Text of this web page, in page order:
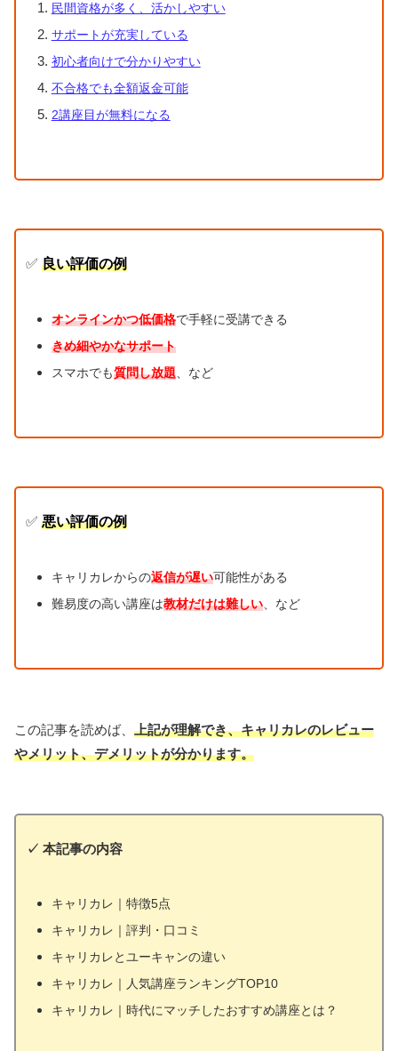
民間資格が多く、活かしやすい
サポートが充実している
初心者向けで分かりやすい
不合格でも全額返金可能
2講座目が無料になる
✅ 良い評価の例
オンラインかつ低価格で手軽に受講できる
きめ細やかなサポート
スマホでも質問し放題、など
✅ 悪い評価の例
キャリカレからの返信が遅い可能性がある
難易度の高い講座は教材だけは難しい、など
この記事を読めば、 上記が理解でき、キャリカレのレビュー
やメリット、デメリットが分かります。
✓ 本記事の内容
キャリカレ｜特徴5点
キャリカレ｜評判・口コミ
キャリカレとユーキャンの違い
キャリカレ｜人気講座ランキングTOP10
キャリカレ｜時代にマッチしたおすすめ講座とは？